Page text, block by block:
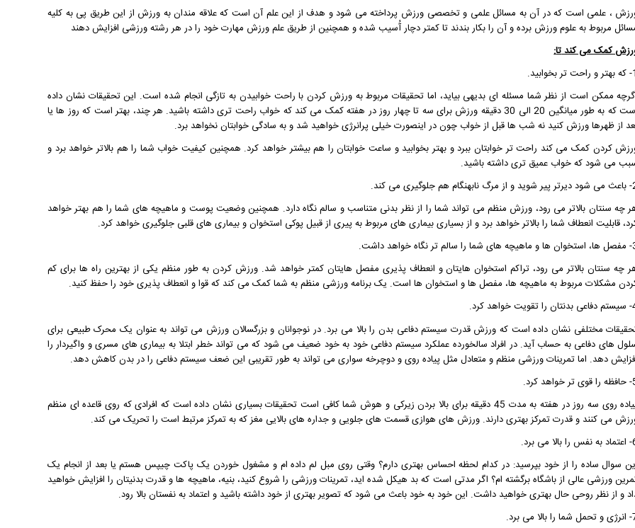
، علمی است که در آن به مسائل علمی و تخصصی ورزش پرداخته می شود و هدف از این علم آن است که علاقه مندان به ورزش از این طریق پی به کلیه
مربوط به علوم ورزش برده و آن را بکار بندند تا کمتر دچار آُسیب شده و همچنین از طریق علم ورزش مهارت خود را در هر رشته ورزشی افزایش دهند
کمک می کندتا:
1- که بهتر و راحت تر بخوابید.
ممکن است از نظر شما مسئله ای بدیهی بیاید، اما تحقیقات مربوط به ورزش کردن با راحت خوابیدن به تازگی انجام شده است. این تحقیقات نشان داده
است که به طور میانگین 20 الی 30 دقیقه ورزش برای سه تا چهار روز در هفته کمک می کند که خواب راحت تری داشته باشید. هر چند، بهتر است که روز ها یا
از ظهرها ورزش کنید نه شب ها قبل از خواب چون در اینصورت خیلی پرانرژی خواهید شد و به سادگی خوابتان نخواهد برد.
کردن کمک می کند راحت تر خوابتان ببرد و بهتر بخوابید و ساعت خوابتان را هم بیشتر خواهد کرد. همچنین کیفیت خواب شما را هم بالاتر خواهد برد و
می شود که خواب عمیق تری داشته باشید.
هم جلوگیری می کند.
چه سنتان بالاتر می رود، ورزش منظم می تواند شما را از نظر بدنی متناسب و سالم نگاه دارد. همچنین وضعیت پوست و ماهیچه های شما را هم بهتر خواهد
قابلیت انعطاف شما را بالاتر خواهد برد و از بسیاری بیماری های مربوط به پیری از قبیل پوکی استخوان و بیماری های قلبی جلوگیری خواهد کرد.
تر نگاه خواهد داشت.
چه سنتان بالاتر می رود، تراکم استخوان هایتان و انعطاف پذیری مفصل هایتان کمتر خواهد شد. ورزش کردن به طور منظم یکی از بهترین راه ها برای کم
مشکلات مربوط به ماهیچه ها، مفصل ها و استخوان ها است. یک برنامه ورزشی منظم به شما کمک می کند که قوا و انعطاف پذیری خود را حفظ کنید.
خواهد کرد.
مختلفی نشان داده است که ورزش قدرت سیستم دفاعی بدن را بالا می برد. در نوجوانان و بزرگسالان ورزش می تواند به عنوان یک محرک طبیعی برای
های دفاعی به حساب آید. در افراد سالخورده عملکرد سیستم دفاعی خود به خود ضعیف می شود که می تواند خطر ابتلا به بیماری های مسری و واگیردار را
دهد. اما تمرینات ورزشی منظم و متعادل مثل پیاده روی و دوچرخه سواری می تواند به طور تقریبی این ضعف سیستم دفاعی را در بدن کاهش دهد.
کرد.
پیاده روی سه روز در هفته به مدت 45 دقیقه برای بالا بردن زیرکی و هوش شما کافی است تحقیقات بسیاری نشان داده است که افرادی که روی قاعده ای منظم
می کنند و قدرت تمرکز بهتری دارند. ورزش های هوازی قسمت های جلویی و جداره های بالایی مغز که به تمرکز مرتبط است را تحریک می کند.
می برد.
سوال ساده را از خود بپرسید: در کدام لحظه احساس بهتری دارم؟ وقتی روی مبل لم داده ام و مشغول خوردن یک پاکت چیپس هستم یا بعد از انجام یک
ورزشی عالی از باشگاه برگشته ام؟ اگر مدتی است که بد هیکل شده اید، تمرینات ورزشی را شروع کنید، بنیه، ماهیچه ها و قدرت بدنیتان را افزایش خواهید
و از نظر روحی حال بهتری خواهید داشت. این خود به خود باعث می شود که تصویر بهتری از خود داشته باشید و اعتماد به نفستان بالا رود.
می برد.